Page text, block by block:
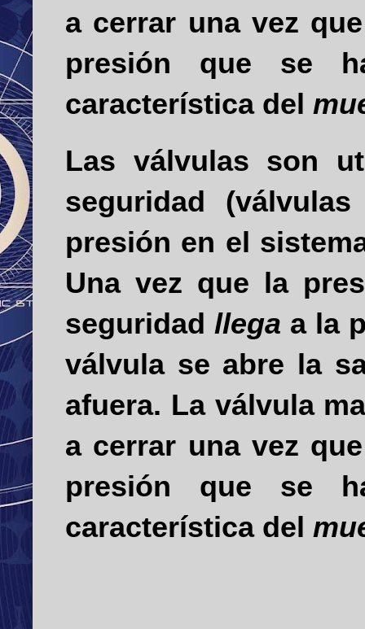
a cerrar una vez
presión que se
característica del
Las válvulas son
seguridad
presión en el
Una vez que la
seguridad llega a la
válvula se abre la
afuera. La válvu­la
a cerrar una vez
presión que se
característica del